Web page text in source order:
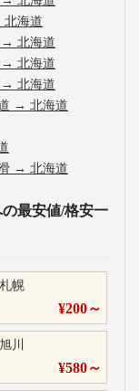
北海道
→ 北海道
→ 北海道
→ 北海道
→ 北海道
→ 北海道
最安値/格安一
札幌
¥200～
旭川
¥580～